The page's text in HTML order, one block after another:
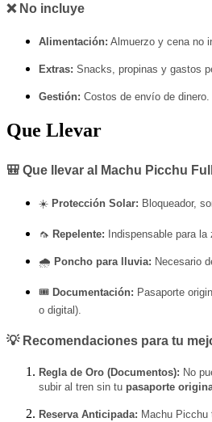
❌ No incluye
Alimentación: Almuerzo y cena no
Extras: Snacks, propinas y gastos
Gestión: Costos de envío de dinero.
Que Llevar
🎒 Que llevar al Machu Picchu
☀️ Protección Solar: Bloqueador,
🦟 Repelente: Indispensable para la
🌧️ Poncho para lluvia: Necesario
🎟️ Documentación: Pasaporte
o digital).
💡 Recomendaciones para tu
Regla de Oro (Documentos): No
subir al tren sin tu pasaporte
Reserva Anticipada: Machu Picchu